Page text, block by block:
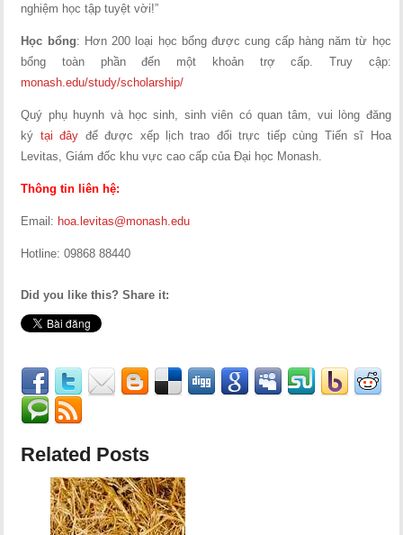
nghiệm học tập tuyệt vời!”
Học bổng: Hơn 200 loại học bổng được cung cấp hàng năm từ học
bổng toàn phần đến một khoản trợ cấp. Truy cập:
monash.edu/study/scholarship/
Quý phụ huynh và học sinh, sinh viên có quan tâm, vui lòng đăng
ký tại đây để được xếp lịch trao đổi trực tiếp cùng Tiến sĩ Hoa
Levitas, Giám đốc khu vực cao cấp của Đại học Monash.
Thông tin liên hệ:
Email: hoa.levitas@monash.edu
Hotline: 09868 88440
Did you like this? Share it:
Related Posts